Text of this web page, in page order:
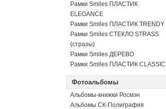
Рамки Smiles ПЛАСТИК
ELEGANCE
Рамки Smiles ПЛАСТИК TRENDY
Рамки Smiles СТЕКЛО STRASS
(стразы)
Рамки Smiles ДЕРЕВО
Рамки Smiles ПЛАСТИК CLASSIC
Фотоальбомы
Альбомы-книжки Росмэн
Альбомы СК-Полиграфия